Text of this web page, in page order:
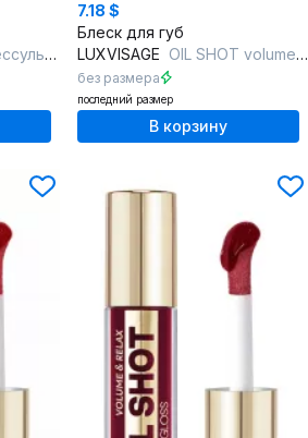
7.18 $
Блеск для губ
LUXVISAGE OIL SHOT volume & relax, 302
без размера
последний размер
В корзину